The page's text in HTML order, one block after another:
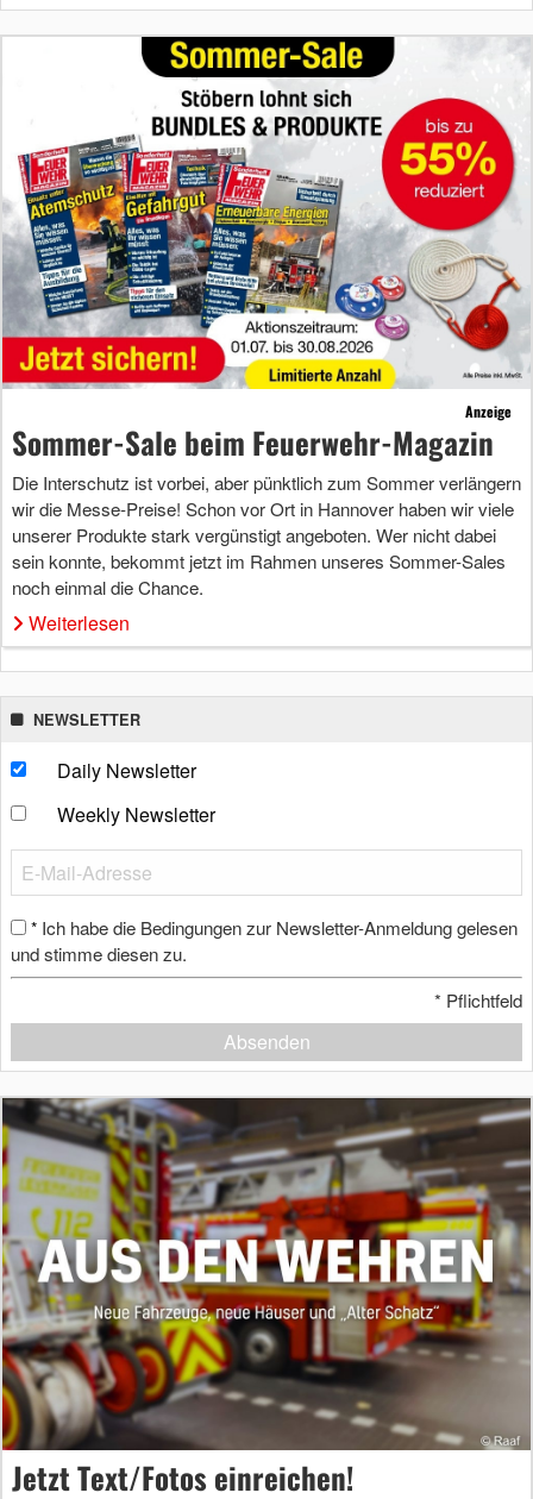
Anzeige
Sommer-Sale beim Feuerwehr-Magazin
Die Interschutz ist vorbei, aber pünktlich zum Sommer verlängern
wir die Messe-Preise! Schon vor Ort in Hannover haben wir viele
unserer Produkte stark vergünstigt angeboten. Wer nicht dabei
sein konnte, bekommt jetzt im Rahmen unseres Sommer-Sales
noch einmal die Chance.
Weiterlesen
NEWSLETTER
Daily Newsletter
Weekly Newsletter
* Ich habe die Bedingungen zur Newsletter-Anmeldung gelesen
und stimme diesen zu.
* Pflichtfeld
Absenden
Jetzt Text/Fotos einreichen!